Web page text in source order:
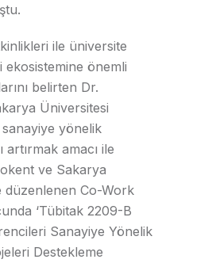
ile üniversite
ekosistemine önemli
belirten Dr.
Üniversitesi
yönelik
artırmak amacı ile
ve Sakarya
düzenlenen Co-Work
‘Tübitak 2209-B
Sanayiye Yönelik
Destekleme